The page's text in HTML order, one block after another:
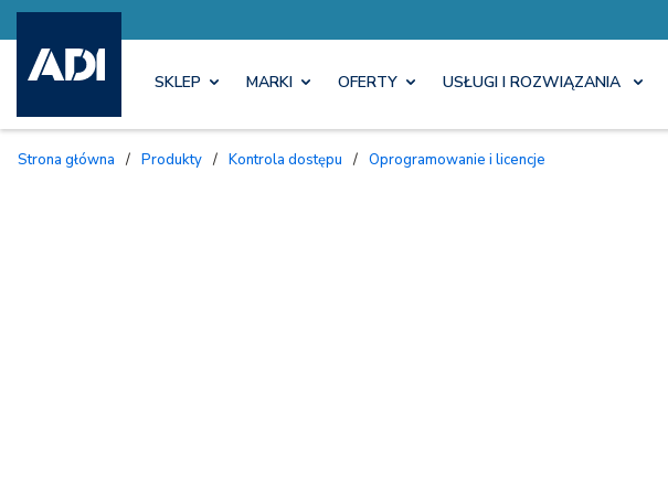
SKLEP MARKI OFERTY USŁUGI I ROZWIĄZANIA
Strona główna / Produkty / Kontrola dostępu / Oprogramowanie i licencje